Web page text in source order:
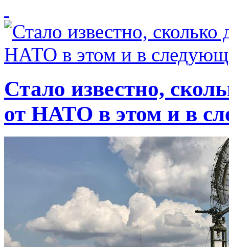
Стало известно,
от НАТО в этом и в